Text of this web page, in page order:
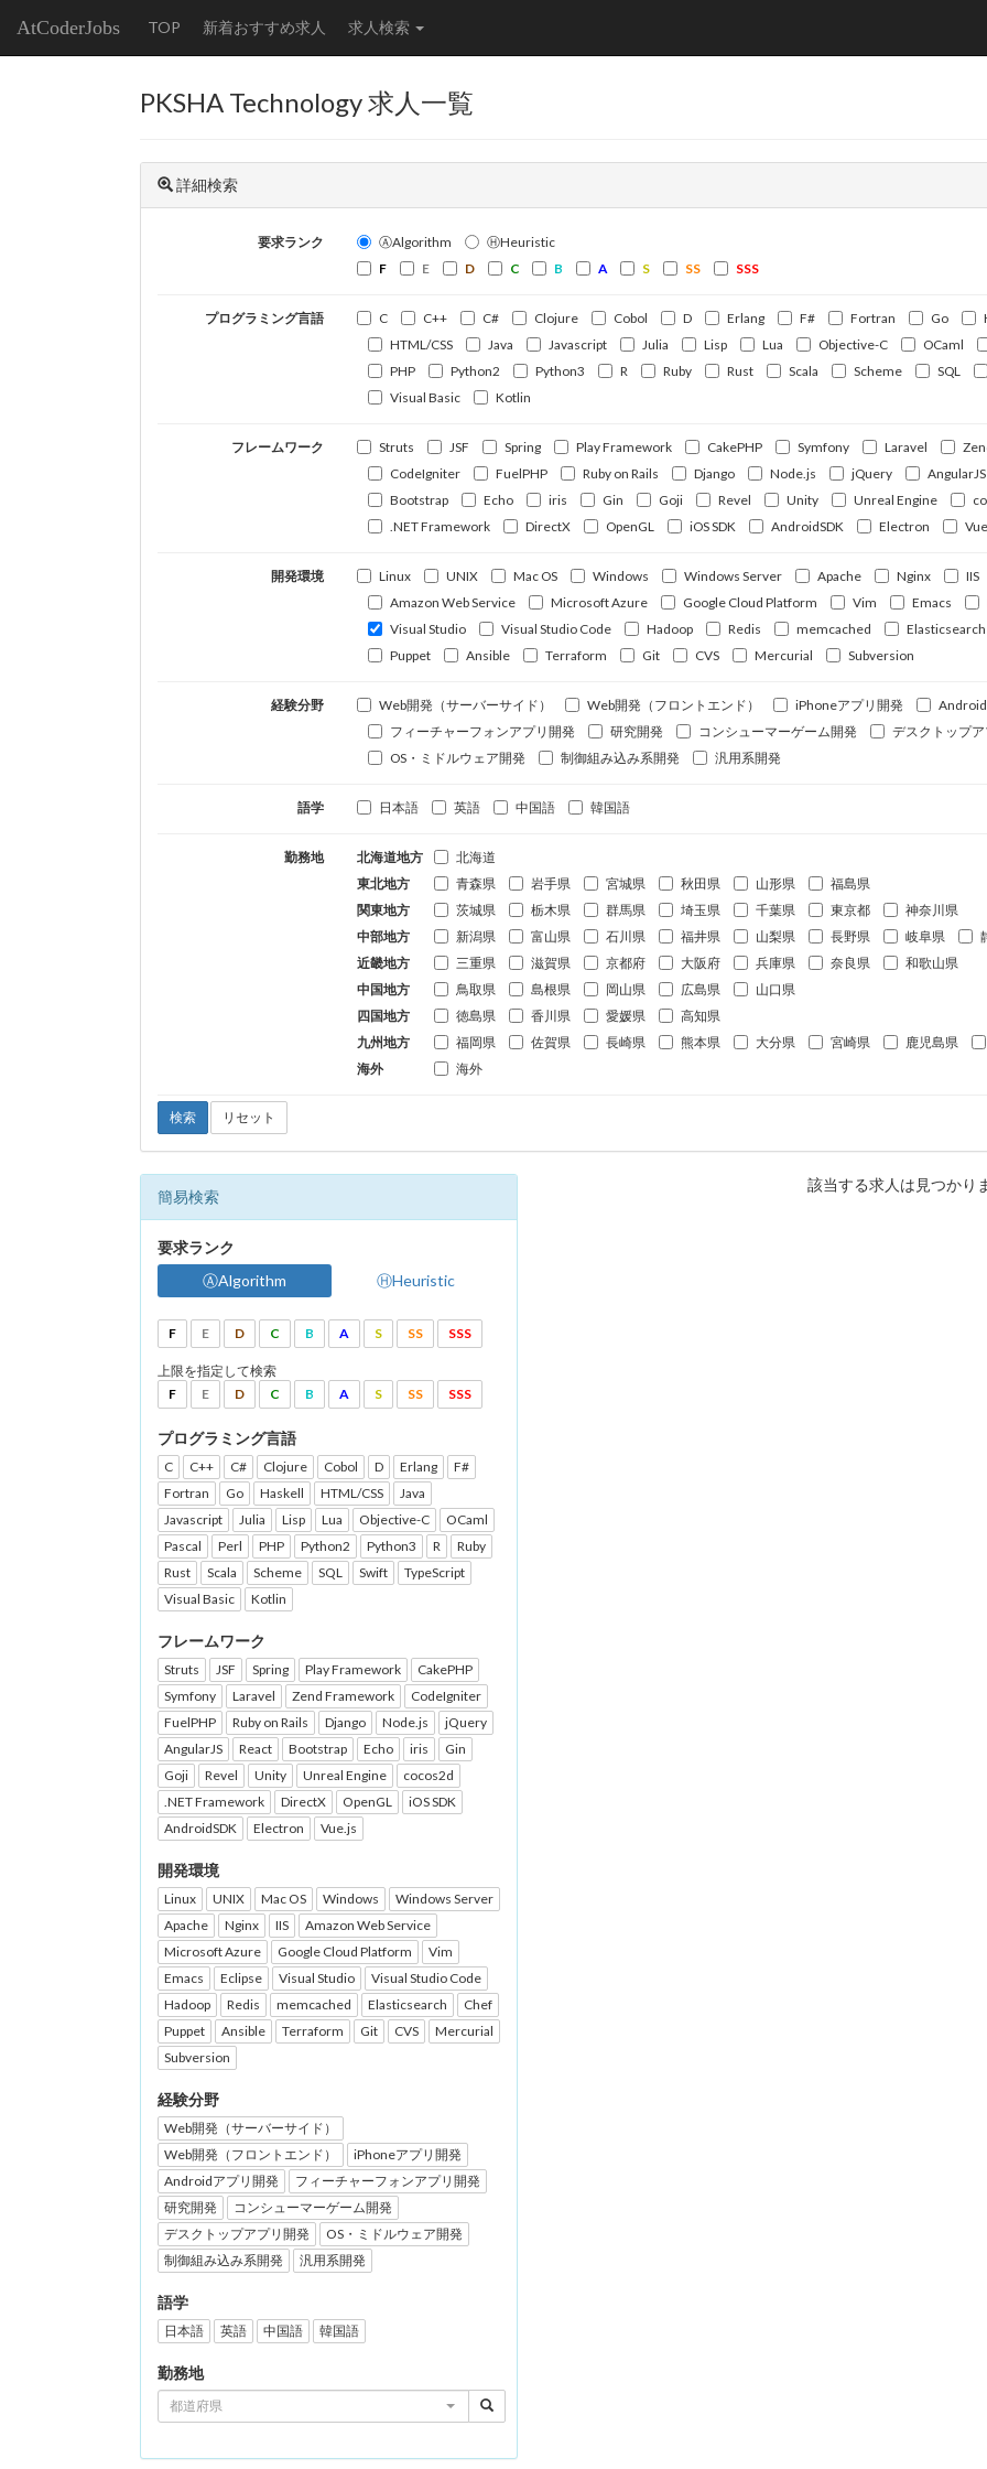
AtCoderJobs TOP 新着おすすめ求人 求人検索
PKSHA Technology 求人一覧
詳細検索
要求ランク ⒶAlgorithm
ⒽHeuristic
F
E D C B A S SS SSS
プログラミング言語 C C++ C# Clojure Cobol D Erlang F# Fortran Go
HTML/CSS
Java Javascript Julia Lisp Lua Objective-C OCaml
PHP
Python2 Python3 R Ruby Rust Scala Scheme SQL
Visual Basic
Kotlin
フレームワーク Struts JSF Spring Play Framework CakePHP Symfony Laravel
CodeIgniter
FuelPHP Ruby on Rails Django Node.js jQuery AngularJS
Bootstrap
Echo iris Gin Goji Revel Unity Unreal Engine
.NET Framework
DirectX OpenGL iOS SDK AndroidSDK Electron
開発環境 Linux UNIX Mac OS Windows Windows Server Apache Nginx
IIS
Amazon Web Service
Microsoft Azure Google Cloud Platform Vim Emacs
Visual Studio
Visual Studio Code Hadoop Redis memcached Elasticsearch
Puppet
Ansible Terraform Git CVS Mercurial Subversion
経験分野 Web開発（サーバーサイド） Web開発（フロントエンド） iPhoneアプリ開発
フィーチャーフォンアプリ開発
研究開発 コンシューマーゲーム開発
デスクトップ
OS・ミドルウェア開発
制御組み込み系開発 汎用系開発
語学 日本語 英語 中国語 韓国語
勤務地 北海道地方
北海道
東北地方
青森県 岩手県 宮城県 秋田県 山形県
福島県
関東地方
茨城県 栃木県 群馬県 埼玉県 千葉県 東京都
神奈川県
中部地方
新潟県 富山県 石川県 福井県 山梨県 長野県 岐阜県
近畿地方
三重県 滋賀県 京都府 大阪府 兵庫県 奈良県
和歌山県
中国地方
鳥取県 島根県 岡山県 広島県
山口県
四国地方
徳島県 香川県 愛媛県
高知県
九州地方
福岡県 佐賀県 長崎県 熊本県 大分県 宮崎県 鹿児島県
海外
海外
検索 リセット
簡易検索
要求ランク
ⒶAlgorithm
ⒽHeuristic
F E D C B A S SS SSS
上限を指定して検索
F
E D C B A S SS SSS
プログラミング言語
C C++ C# Clojure Cobol D Erlang
F#
Fortran
Go Haskell HTML/CSS
Java
Javascript
Julia Lisp Lua Objective-C
OCaml
Pascal
Perl PHP Python2 Python3 R
Ruby
Rust
Scala Scheme SQL Swift
TypeScript
Visual Basic
Kotlin
フレームワーク
Struts JSF Spring Play Framework
CakePHP
Symfony
Laravel Zend Framework
CodeIgniter
FuelPHP
Ruby on Rails Django Node.js
jQuery
AngularJS
React Bootstrap Echo iris
Gin
Goji
Revel Unity Unreal Engine
cocos2d
.NET Framework
DirectX OpenGL
iOS SDK
AndroidSDK
Electron Vue.js
開発環境
Linux UNIX Mac OS Windows
Windows Server
Apache
Nginx IIS
Amazon Web Service
Microsoft Azure
Google Cloud Platform
Vim
Emacs
Eclipse Visual Studio
Visual Studio Code
Hadoop
Redis memcached Elasticsearch
Chef
Puppet
Ansible Terraform Git CVS
Mercurial
Subversion
経験分野
Web開発（サーバーサイド）
Web開発（フロントエンド）
iPhoneアプリ開発
Androidアプリ開発
フィーチャーフォンアプリ開発
研究開発
コンシューマーゲーム開発
デスクトップアプリ開発
OS・ミドルウェア開発
制御組み込み系開発
汎用系開発
語学
日本語 英語 中国語 韓国語
勤務地
都道府県
該当する求人は見つかり